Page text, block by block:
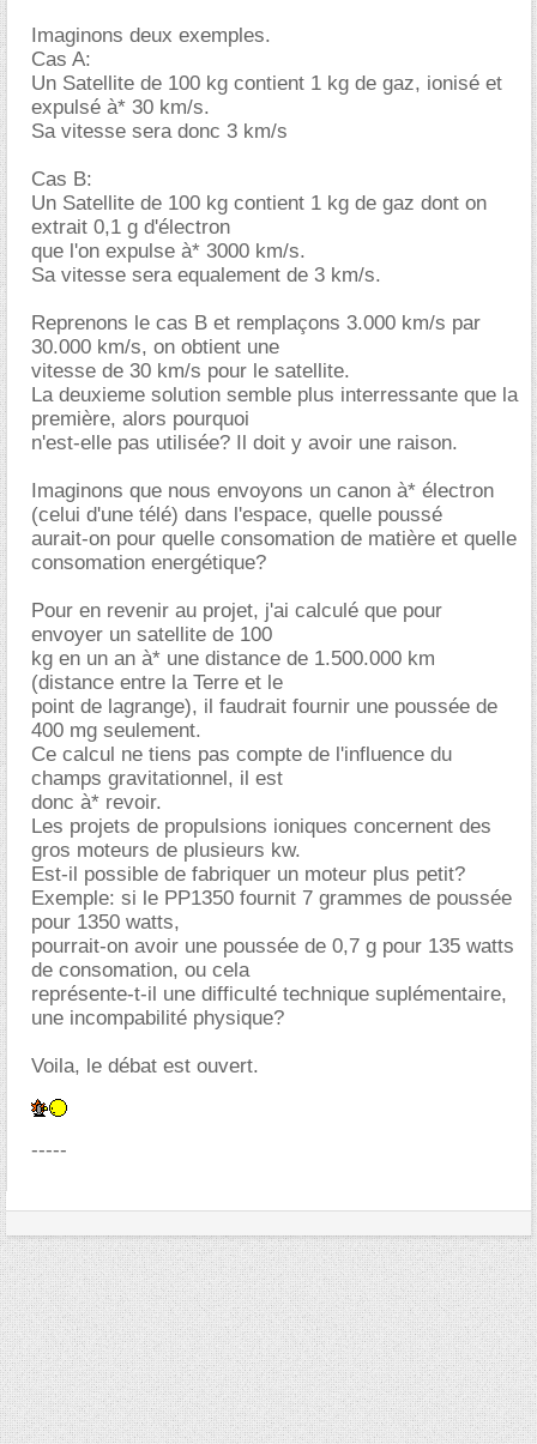
Imaginons deux exemples.
Cas A:
Un Satellite de 100 kg contient 1 kg de gaz, ionisé et
expulsé à* 30 km/s.
Sa vitesse sera donc 3 km/s
Cas B:
Un Satellite de 100 kg contient 1 kg de gaz dont on
extrait 0,1 g d'électron
que l'on expulse à* 3000 km/s.
Sa vitesse sera equalement de 3 km/s.
Reprenons le cas B et remplaçons 3.000 km/s par
30.000 km/s, on obtient une
vitesse de 30 km/s pour le satellite.
La deuxieme solution semble plus interressante que la
première, alors pourquoi
n'est-elle pas utilisée? Il doit y avoir une raison.
Imaginons que nous envoyons un canon à* électron
(celui d'une télé) dans l'espace, quelle poussé
aurait-on pour quelle consomation de matière et quelle
consomation energétique?
Pour en revenir au projet, j'ai calculé que pour
envoyer un satellite de 100
kg en un an à* une distance de 1.500.000 km
(distance entre la Terre et le
point de lagrange), il faudrait fournir une poussée de
400 mg seulement.
Ce calcul ne tiens pas compte de l'influence du
champs gravitationnel, il est
donc à* revoir.
Les projets de propulsions ioniques concernent des
gros moteurs de plusieurs kw.
Est-il possible de fabriquer un moteur plus petit?
Exemple: si le PP1350 fournit 7 grammes de poussée
pour 1350 watts,
pourrait-on avoir une poussée de 0,7 g pour 135 watts
de consomation, ou cela
représente-t-il une difficulté technique suplémentaire,
une incompabilité physique?
Voila, le débat est ouvert.
-----